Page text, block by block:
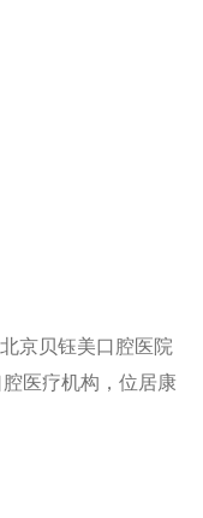
京贝钰美口腔医院
医疗机构，位居康